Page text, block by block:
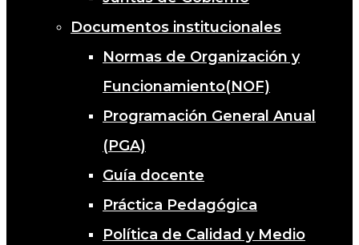
Documentos institucionales
Normas de Organización y
Funcionamiento(NOF)
Programación General Anual
(PGA)
Guía docente
Práctica Pedagógica
Política de Calidad y Medio